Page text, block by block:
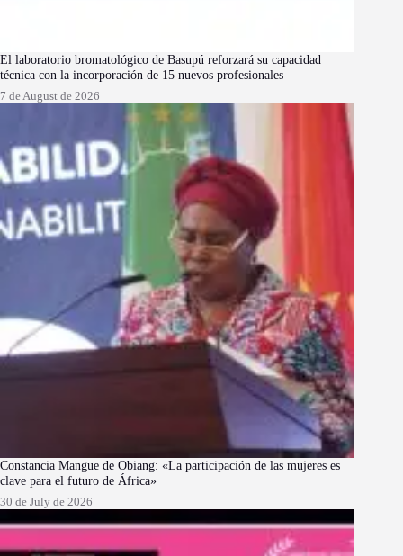
El laboratorio bromatológico de Basupú reforzará su capacidad
técnica con la incorporación de 15 nuevos profesionales
7 de August de 2026
Constancia Mangue de Obiang: «La participación de las mujeres es
clave para el futuro de África»
30 de July de 2026